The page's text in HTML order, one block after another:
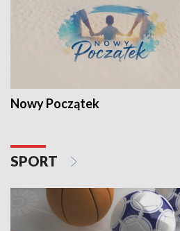
Nowy Początek
SPORT